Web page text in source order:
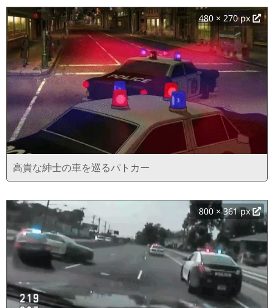
480 × 270 px
高貴な紳士の車を巡るパトカー
800 × 361 px